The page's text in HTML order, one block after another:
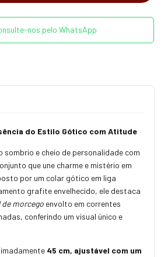
nos pelo WhatsApp
do Estilo Gótico com Atitude
sombrio e cheio de personalidade com
que une charme e mistério em
por um colar gótico em liga
grafite envelhecido, ele destaca
morcego envolto em correntes
conferindo um visual único e
45 cm, ajustável com um